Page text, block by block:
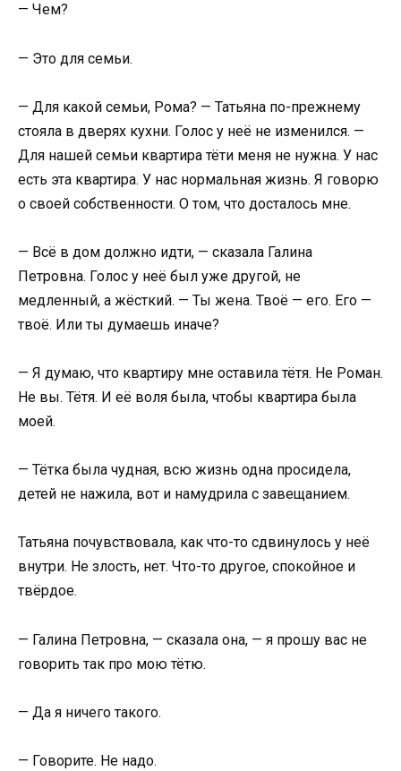
— Чем?
— Это для семьи.
— Для какой семьи, Рома? — Татьяна по-прежнему
стояла в дверях кухни. Голос у неё не изменился. —
Для нашей семьи квартира тёти меня не нужна. У нас
есть эта квартира. У нас нормальная жизнь. Я говорю
о своей собственности. О том, что досталось мне.
— Всё в дом должно идти, — сказала Галина
Петровна. Голос у неё был уже другой, не
медленный, а жёсткий. — Ты жена. Твоё — его. Его —
твоё. Или ты думаешь иначе?
— Я думаю, что квартиру мне оставила тётя. Не Роман.
Не вы. Тётя. И её воля была, чтобы квартира была
моей.
— Тётка была чудная, всю жизнь одна просидела,
детей не нажила, вот и намудрила с завещанием.
Татьяна почувствовала, как что-то сдвинулось у неё
внутри. Не злость, нет. Что-то другое, спокойное и
твёрдое.
— Галина Петровна, — сказала она, — я прошу вас не
говорить так про мою тётю.
— Да я ничего такого.
— Говорите. Не надо.